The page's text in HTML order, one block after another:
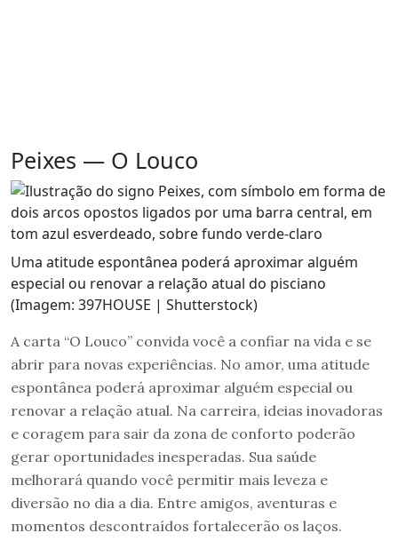
Peixes — O Louco
Uma atitude espontânea poderá aproximar alguém
especial ou renovar a relação atual do pisciano
(Imagem: 397HOUSE | Shutterstock)
A carta “O Louco” convida você a confiar na vida e se
abrir para novas experiências. No amor, uma atitude
espontânea poderá aproximar alguém especial ou
renovar a relação atual. Na carreira, ideias inovadoras
e coragem para sair da zona de conforto poderão
gerar oportunidades inesperadas. Sua saúde
melhorará quando você permitir mais leveza e
diversão no dia a dia. Entre amigos, aventuras e
momentos descontraídos fortalecerão os laços.